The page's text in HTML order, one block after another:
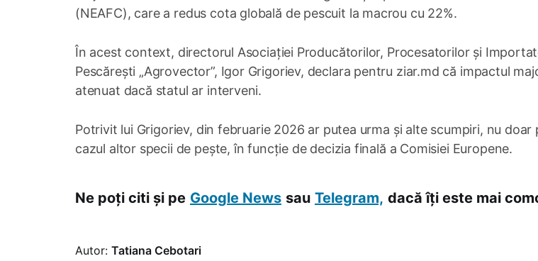
(NEAFC), care a redus cota globală de pescuit la macrou cu 22%.
În acest context, directorul Asociației Producătorilor, Procesatorilor și
Pescărești „Agrovector”, Igor Grigoriev, declara pentru ziar.md că impactul
atenuat dacă statul ar interveni.
Potrivit lui Grigoriev, din februarie 2026 ar putea urma și alte scumpiri, nu doar
cazul altor specii de pește, în funcție de decizia finală a Comisiei Europene.
Ne poți citi și pe Google News sau Telegram, dacă îți este mai
Autor: Tatiana Cebotari